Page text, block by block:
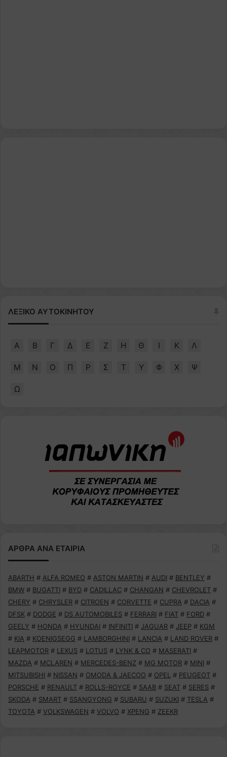
ΛΕΞΙΚΟ ΑΥΤΟΚΙΝΗΤΟΥ
Α Β Γ Δ Ε Ζ Η Θ Ι Κ Λ
Μ Ν Ο Π Ρ Σ Τ Υ Φ Χ Ψ
Ω
ΑΡΘΡΑ ΑΝΑ ΕΤΑΙΡΙΑ
ABARTH # ALFA ROMEO # ASTON MARTIN # AUDI # BENTLEY #
BMW # BUGATTI # BYD # CADILLAC # CHANGAN # CHEVROLET #
CHERY # CHRYSLER # CITROEN # CORVETTE # CUPRA # DACIA #
DFSK # DODGE # DS AUTOMOBILES # FERRARI # FIAT # FORD #
GEELY # HONDA # HYUNDAI # INFINITI # JAGUAR # JEEP # KGM
# KIA # KOENIGSEGG # LAMBORGHINI # LANCIA # LAND ROVER #
LEAPMOTOR # LEXUS # LOTUS # LYNK & CO # MASERATI #
MAZDA # MCLAREN # MERCEDES-BENZ # MG MOTOR # MINI #
MITSUBISHI # NISSAN # OMODA & JAECOO # OPEL # PEUGEOT #
PORSCHE # RENAULT # ROLLS-ROYCE # SAAB # SEAT # SERES #
SKODA # SMART # SSANGYONG # SUBARU # SUZUKI # TESLA #
TOYOTA # VOLKSWAGEN # VOLVO # XPENG # ZEEKR